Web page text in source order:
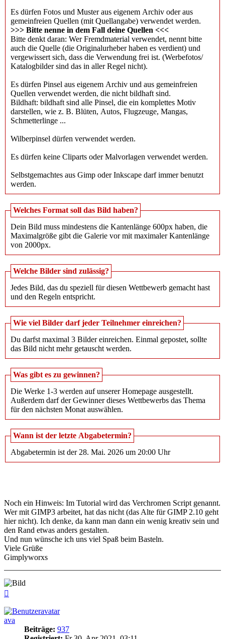
Es dürfen Fotos und Muster aus eigenem Archiv oder aus
gemeinfreien Quellen (mit Quellangabe) verwendet werden.
>>> Bitte nenne in dem Fall deine Quellen <<<
Bitte denkt daran: Wer Fremdmaterial verwendet, nennt bitte
auch die Quelle (die Originalurheber haben es verdient) und
vergewissert sich, dass die Verwendung frei ist. (Werbefotos/
Katalogbilder sind das in aller Regel nicht).
Es dürfen Pinsel aus eigenem Archiv und aus gemeinfreien
Quellen verwendet werden, die nicht bildhaft sind.
Bildhaft: bildhaft sind alle Pinsel, die ein komplettes Motiv
darstellen, wie z. B. Blüten, Autos, Flugzeuge, Mangas,
Schmetterlinge ...
Wilberpinsel dürfen verwendet werden.
Es dürfen keine Cliparts oder Malvorlagen verwendet werden.
Selbstgemachtes aus Gimp oder Inkscape darf immer benutzt
werden.
Welches Format soll das Bild haben?
Dein Bild muss mindestens die Kantenlänge 600px haben, die
Maximalgröße gibt die Galerie vor mit maximaler Kantenlänge
von 2000px.
Welche Bilder sind zulässig?
Jedes Bild, das du speziell für diesen Wettbewerb gemacht hast
und den Regeln entspricht.
Wie viel Bilder darf jeder Teilnehmer einreichen?
Du darfst maximal 3 Bilder einreichen. Einmal gepostet, sollte
das Bild nicht mehr getauscht werden.
Was gibt es zu gewinnen?
Die Werke 1-3 werden auf unserer Homepage ausgestellt.
Außerdem darf der Gewinner dieses Wettbewerbs das Thema
für den nächsten Monat auswählen.
Wann ist der letzte Abgabetermin?
Abgabetermin ist der 28. Mai. 2026 um 20:00 Uhr
Noch ein Hinweis: Im Tutorial wird das Verchromen Script genannt.
Wer mit GIMP3 arbeitet, hat das nicht (das Alte für GIMP 2.10 geht
hier nicht). Ich denke, da kann man dann ein wenig kreativ sein und
den Rand etwas anders gestalten.
Und nun wünsche ich uns viel Spaß beim Basteln.
Viele Grüße
Gimplyworxs
ava
Beiträge: 937